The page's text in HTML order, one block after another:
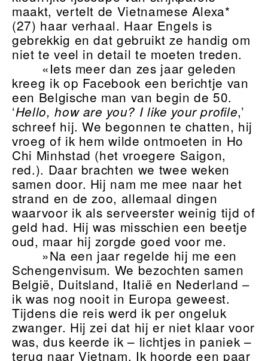
maakt, vertelt de Vietnamese Alexa*
(27) haar verhaal. Haar Engels is
gebrekkig en dat gebruikt ze handig om
niet te veel in detail te moeten treden.
«Iets meer dan zes jaar geleden
kreeg ik op Facebook een berichtje van
een Belgische man van begin de 50.
‘Hello, how are you? I like your proﬁle,’
schreef hij. We begonnen te chatten, hij
vroeg of ik hem wilde ontmoeten in Ho
Chi Minhstad (het vroegere Saigon,
red.). Daar brachten we twee weken
samen door. Hij nam me mee naar het
strand en de zoo, allemaal dingen
waarvoor ik als serveerster weinig tijd of
geld had. Hij was misschien een beetje
oud, maar hij zorgde goed voor me.
»Na een jaar regelde hij me een
Schengenvisum. We bezochten samen
België, Duitsland, Italië en Nederland –
ik was nog nooit in Europa geweest.
Tijdens die reis werd ik per ongeluk
zwanger. Hij zei dat hij er niet klaar voor
was, dus keerde ik – lichtjes in paniek –
terug naar Vietnam. Ik hoorde een paar